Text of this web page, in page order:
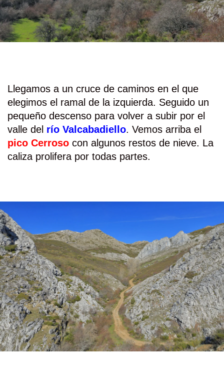
Llegamos a un cruce de caminos en el que
elegimos el ramal de la izquierda. Seguido un
pequeño descenso para volver a subir por el
valle del río Valcabadiello. Vemos arriba el
pico Cerroso con algunos restos de nieve. La
caliza prolifera por todas partes.